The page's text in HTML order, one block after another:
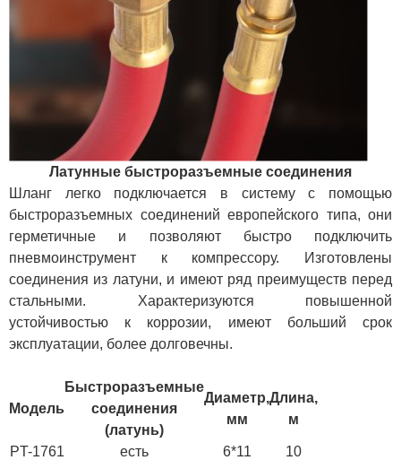
Латунные быстроразъемные соединения
Шланг легко подключается в систему с помощью
быстроразъемных соединений европейского типа, они
герметичные и позволяют быстро подключить
пневмоинструмент к компрессору. Изготовлены
соединения из латуни, и имеют ряд преимуществ перед
стальными. Характеризуются повышенной
устойчивостью к коррозии, имеют больший срок
эксплуатации, более долговечны.
Модель
Быстроразъемные
соединения
(латунь)
Диаметр,
мм
Длина,
м
PT-1761 есть 6*11
10